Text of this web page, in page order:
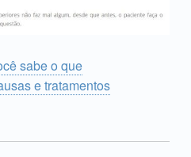
sabe o que
e tratamentos